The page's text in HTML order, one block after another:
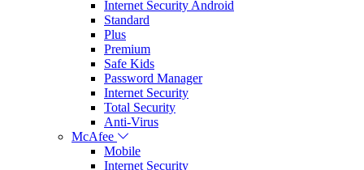
Internet Security Android
Standard
Plus
Premium
Safe Kids
Password Manager
Internet Security
Total Security
Anti-Virus
McAfee
Mobile
Internet Security